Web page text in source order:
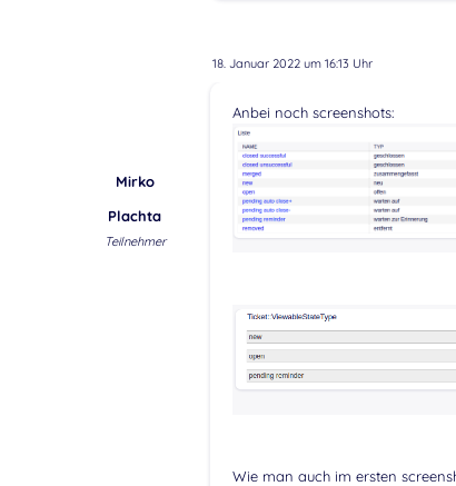
18. Januar 2022 um 16:13 Uhr
Mirko
Plachta
Teilnehmer
Anbei noch screenshots:
Wie man auch im ersten